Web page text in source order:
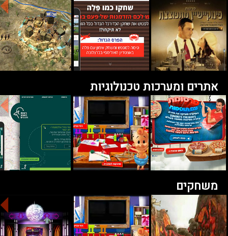
אתרים ומערכות טכנולוגיות
משחקים